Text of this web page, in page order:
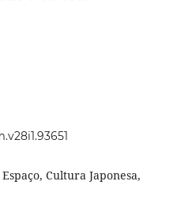
Cultura Japonesa,